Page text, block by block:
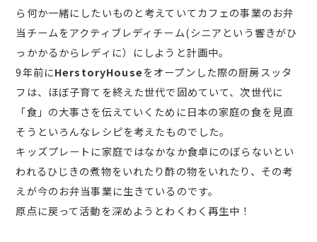
ら何か一緒にしたいものと考えていてカフェの事業のお弁
当チームをアクティブレディチーム(シニアという響きがひ
っかかるからレディに）にしようと計画中。
9年前にHerstoryHouseをオープンした際の厨房スッタ
フは、ほぼ子育てを終えた世代で固めていて、次世代に
「食」の大事さを伝えていくために日本の家庭の食を見直
そうといろんなレシピを考えたものでした。
キッズプレートに家庭ではなかなか食卓にのぼらないとい
われるひじきの煮物をいれたり酢の物をいれたり、その考
えが今のお弁当事業に生きているのです。
原点に戻って活動を深めようとわくわく再生中！